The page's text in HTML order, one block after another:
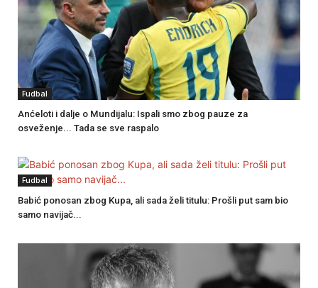
Fudbal
Anćeloti i dalje o Mundijalu: Ispali smo zbog pauze za
osveženje... Tada se sve raspalo
Fudbal
Babić ponosan zbog Kupa, ali sada želi titulu: Prošli put sam bio
samo navijač...